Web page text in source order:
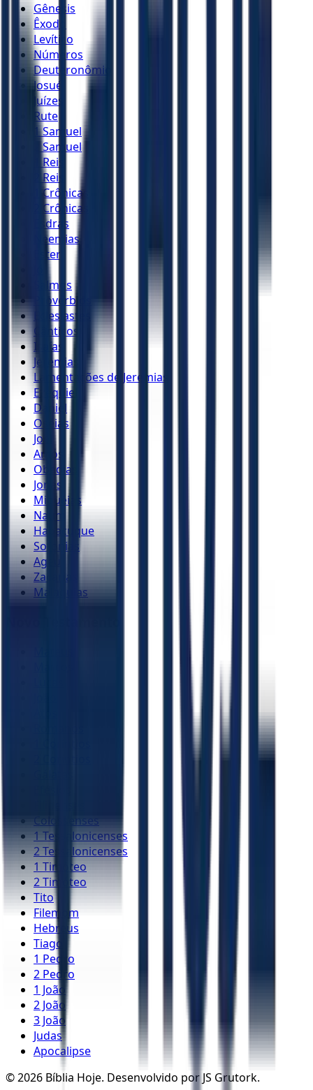
Gênesis
Êxodo
Levítico
Números
Deuteronômio
Josué
Juízes
Rute
1 Samuel
2 Samuel
1 Reis
2 Reis
1 Crônicas
2 Crônicas
Esdras
Neemias
Ester
Salmos
Provérbios
Eclesiastes
Cânticos
Isaías
Jeremias
Lamentações de Jeremias
Ezequiel
Daniel
Oséias
Joel
Amós
Obadias
Jonas
Miquéias
Naum
Habacuque
Sofonias
Ageu
Zacarias
Malaquias
Colossenses
1 Tessalonicenses
2 Tessalonicenses
1 Timóteo
2 Timóteo
Tito
Filemom
Hebreus
Tiago
1 Pedro
2 Pedro
1 João
2 João
3 João
Judas
Apocalipse
©2026 Bíblia Hoje. Desenvolvido por JS Grutork.